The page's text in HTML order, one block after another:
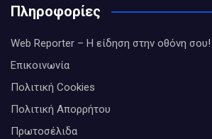
Πληροφορίες
Web Reporter – Η είδηση στην οθόνη σου!
Επικοινωνία
Πολιτική Cookies
Πολιτική Απορρήτου
Πρωτοσέλιδα